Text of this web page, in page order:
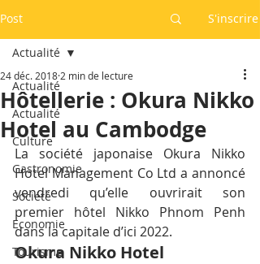
Post S'inscrire
Actualité
Actualité
Culture
Gastronomie
Société
Economie
Tourisme
Actualité
Hôtellerie : Okura Nikko
Hotel au Cambodge
24 déc. 2018 2 min de lecture
La société japonaise Okura Nikko
Hotel Management Co Ltd a annoncé
vendredi qu’elle ouvrirait son
premier hôtel Nikko Phnom Penh
dans la capitale d’ici 2022.
Okura Nikko Hotel